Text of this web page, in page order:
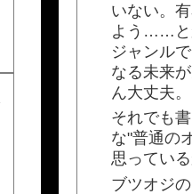
いない。
よう……と
ジャンル
なる未来
ん大丈夫。
それでも
な"普通の
思っている
ブツオジ